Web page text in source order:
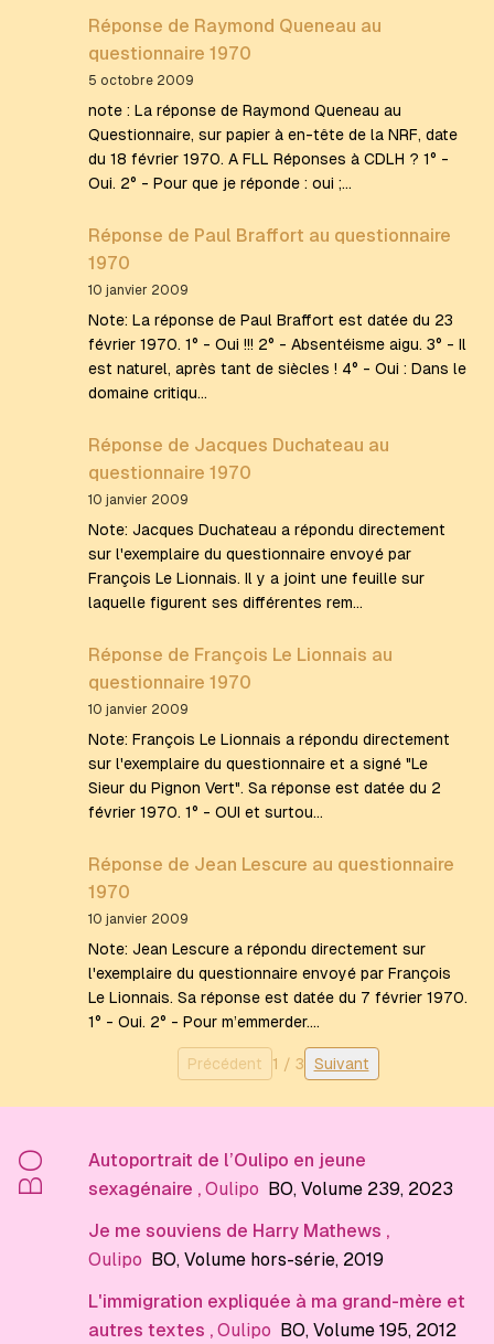
Réponse de Raymond Queneau au
questionnaire 1970
5 octobre 2009
note : La réponse de Raymond Queneau au
Questionnaire, sur papier à en-tête de la NRF, date
du 18 février 1970. A FLL Réponses à CDLH ? 1° -
Oui. 2° - Pour que je réponde : oui ;…
Réponse de Paul Braffort au questionnaire
1970
10 janvier 2009
Note: La réponse de Paul Braffort est datée du 23
février 1970. 1° - Oui !!! 2° - Absentéisme aigu. 3° - Il
est naturel, après tant de siècles ! 4° - Oui : Dans le
domaine critiqu…
Réponse de Jacques Duchateau au
questionnaire 1970
10 janvier 2009
Note: Jacques Duchateau a répondu directement
sur l'exemplaire du questionnaire envoyé par
François Le Lionnais. Il y a joint une feuille sur
laquelle figurent ses différentes rem…
Réponse de François Le Lionnais au
questionnaire 1970
10 janvier 2009
Note: François Le Lionnais a répondu directement
sur l'exemplaire du questionnaire et a signé "Le
Sieur du Pignon Vert". Sa réponse est datée du 2
février 1970. 1° - OUI et surtou…
Réponse de Jean Lescure au questionnaire
1970
10 janvier 2009
Note: Jean Lescure a répondu directement sur
l'exemplaire du questionnaire envoyé par François
Le Lionnais. Sa réponse est datée du 7 février 1970.
1° - Oui. 2° - Pour m’emmerder.…
Précédent 1 / 3 Suivant
BO
Autoportrait de l’Oulipo en jeune
sexagénaire , Oulipo BO, Volume 239, 2023
Je me souviens de Harry Mathews ,
Oulipo
BO, Volume hors-série, 2019
L'immigration expliquée à ma grand-mère et
autres textes , Oulipo BO, Volume 195, 2012